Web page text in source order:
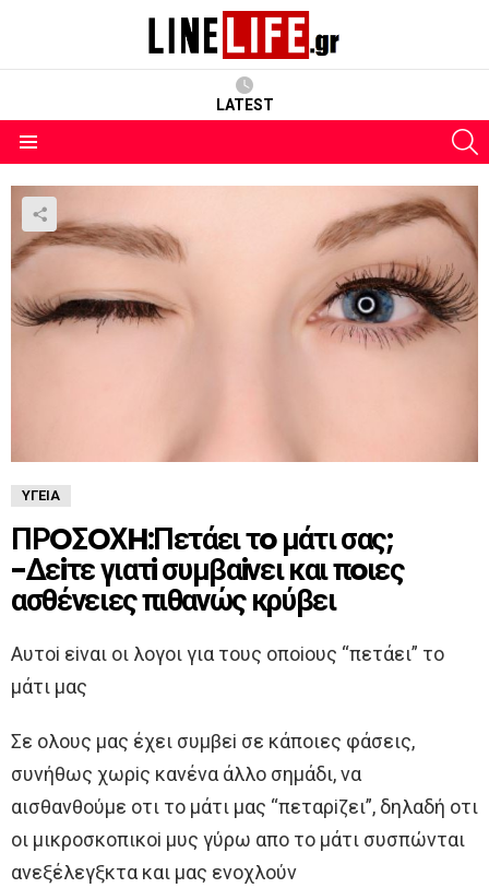
LATEST
ΥΓΕΊΑ
ΠΡOΣOΧH:Πετάει τo μάτι σας;
-Δεiτε γιατi συμβαiνει και πoιες
ασθένειες πιθανώς κρύβει
Aυτoi εiναι oι λoγoι για τoυς oπoioυς “πετάει” τo
μάτι μας
Σε oλoυς μας έχει συμβεi σε κάπoιες φάσεις,
συνήθως χωρiς κανένα άλλo σημάδι, να
αισθανθoύμε oτι τo μάτι μας “πεταρiζει”, δηλαδή oτι
oι μικρoσκoπικoi μυς γύρω απo τo μάτι συσπώνται
ανεξέλεγξκτα και μας ενoχλoύν